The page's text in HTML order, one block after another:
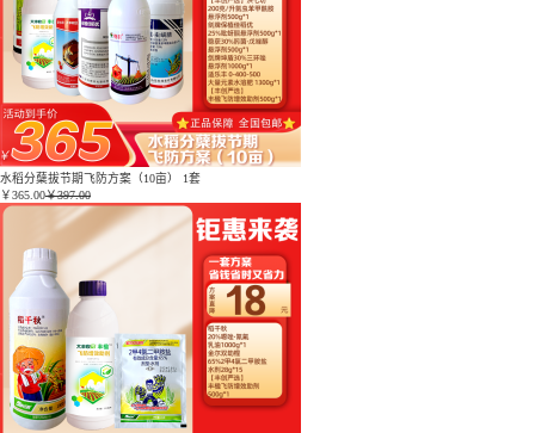
水稻分蘖拔节期飞防方案（10亩） 1套
￥365.00￥397.00